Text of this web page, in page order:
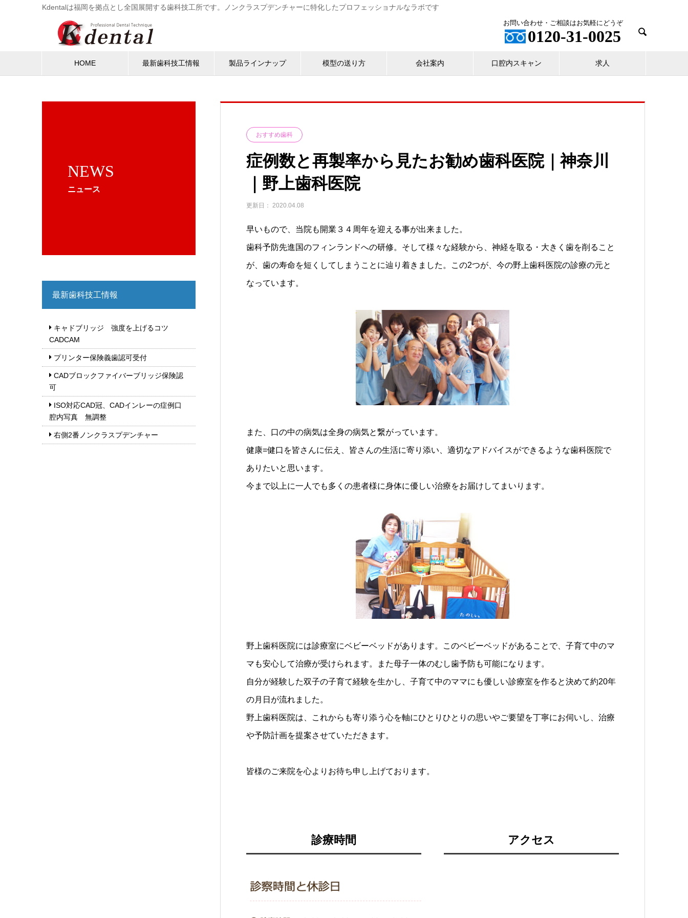
Kdentalは福岡を拠点とし全国展開する歯科技工所です。ノンクラスプデンチャーに特化したプロフェッショナルなラボです
お問い合わせ・ご相談はお気軽にどうぞ
0120-31-0025 
HOME 最新歯科技工情報 製品ラインナップ 模型の送り方 会社案内 口腔内スキャン 求人
NEWS
ニュース
おすすめ歯科
症例数と再製率から見たお勧め歯科医院｜神奈川
｜野上歯科医院
2020.04.08
早いもので、当院も開業３４周年を迎える事が出来ました。
歯科予防先進国のフィンランドへの研修。そして様々な経験から、神経を取る・大きく歯を削ること
が、歯の寿命を短くしてしまうことに辿り着きました。この2つが、今の野上歯科医院の診療の元と
なっています。
また、口の中の病気は全身の病気と繋がっています。
健康=健口を皆さんに伝え、皆さんの生活に寄り添い、適切なアドバイスができるような歯科医院で
ありたいと思います。
今まで以上に一人でも多くの患者様に身体に優しい治療をお届けしてまいります。
野上歯科医院には診療室にベビーベッドがあります。このベビーベッドがあることで、子育て中のマ
マも安心して治療が受けられます。また母子一体のむし歯予防も可能になります。
自分が経験した双子の子育て経験を生かし、子育て中のママにも優しい診療室を作ると決めて約20年
の月日が流れました。
野上歯科医院は、これからも寄り添う心を軸にひとりひとりの思いやご要望を丁寧にお伺いし、治療
や予防計画を提案させていただきます。
皆様のご来院を心よりお待ち申し上げております。
診療時間 アクセス
最新歯科技工情報
キャドブリッジ 強度を上げるコツ
CADCAM
プリンター保険義歯認可受付
CADブロックファイバーブリッジ保険認
可
ISO対応CAD冠、CADインレーの症例口
腔内写真 無調整
右側2番ノンクラスプデンチャー